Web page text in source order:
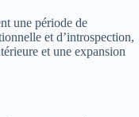
une période de
et d’introspection,
et une expansion